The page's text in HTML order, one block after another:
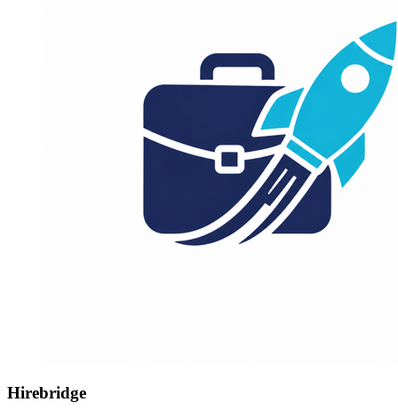
Hirebridge